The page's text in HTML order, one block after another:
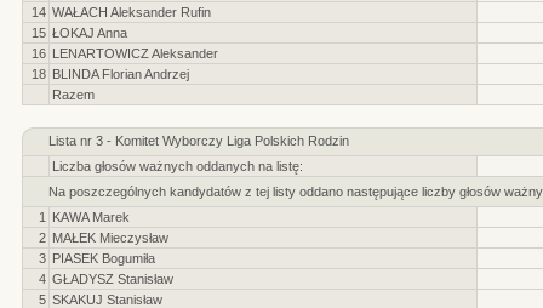
14 WAŁACH Aleksander Rufin
15 ŁOKAJ Anna
16 LENARTOWICZ Aleksander
18 BLINDA Florian Andrzej
Razem
Lista nr 3 - Komitet Wyborczy Liga Polskich Rodzin
Liczba głosów ważnych oddanych na listę:
Na poszczególnych kandydatów z tej listy oddano następujące liczby głosów
1
KAWA Marek
2 MAŁEK Mieczysław
3 PIASEK Bogumiła
4 GŁADYSZ Stanisław
5 SKAKUJ Stanisław